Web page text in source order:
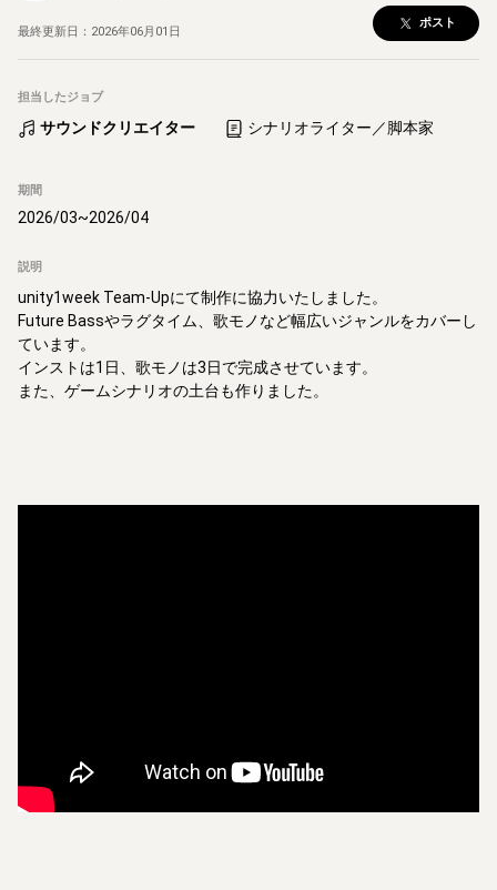
最終更新日： 2026年06月01日
ポスト
担当したジョブ
サウンドクリエイター シナリオライター／脚本家
期間
2026/03~2026/04
説明
unity1week Team-Upにて制作に協力いたしました。
Future Bassやラグタイム、歌モノなど幅広いジャンルをカバーし
ています。
インストは1日、歌モノは3日で完成させています。
また、ゲームシナリオの土台も作りました。